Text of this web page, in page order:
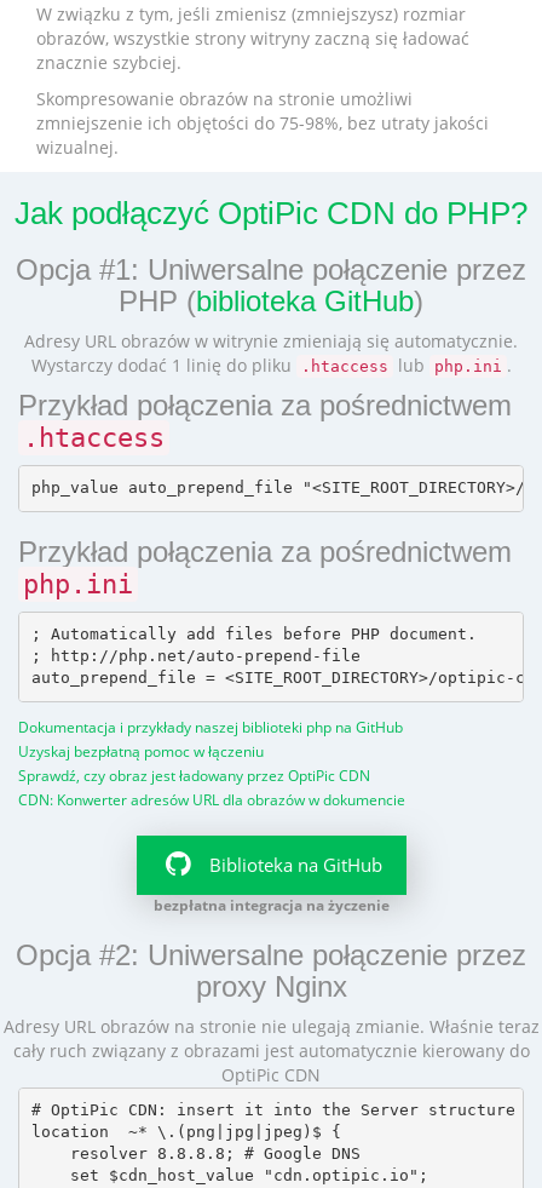
W związku z tym, jeśli zmienisz (zmniejszysz) rozmiar
obrazów, wszystkie strony witryny zaczną się ładować
znacznie szybciej.
Skompresowanie obrazów na stronie umożliwi
zmniejszenie ich objętości do 75-98%, bez utraty jakości
wizualnej.
Jak podłączyć OptiPic CDN do PHP?
Opcja #1: Uniwersalne połączenie przez
PHP (biblioteka GitHub)
Adresy URL obrazów w witrynie zmieniają się automatycznie.
Wystarczy dodać 1 linię do pliku
.htaccess lub php.ini .
Przykład połączenia za pośrednictwem
.htaccess
Przykład połączenia za pośrednictwem
php.ini
; Automatically add files before PHP document.
; http://php.net/auto-prepend-file
Dokumentacja i przykłady naszej biblioteki php na GitHub
Uzyskaj bezpłatną pomoc w łączeniu
Sprawdź, czy obraz jest ładowany przez OptiPic CDN
CDN: Konwerter adresów URL dla obrazów w dokumencie
Biblioteka na GitHub
bezpłatna integracja na życzenie
Opcja #2: Uniwersalne połączenie przez
proxy Nginx
Adresy URL obrazów na stronie nie ulegają zmianie. Właśnie teraz
cały ruch związany z obrazami jest automatycznie kierowany do
OptiPic CDN
# OptiPic CDN: insert it into the Server structure
location  ~* \.(png|jpg|jpeg)$ {
    resolver 8.8.8.8; # Google DNS
    set $cdn_host_value "cdn.optipic.io";